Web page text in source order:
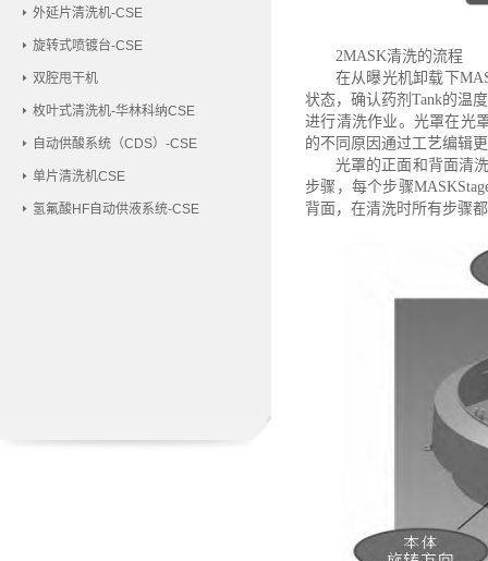
外延片清洗机-CSE
旋转式喷镀台-CSE
双腔甩干机
枚叶式清洗机-华林科纳CSE
自动供酸系统（CDS）-CSE
单片清洗机CSE
氢氟酸HF自动供液系统-CSE
2MASK清洗的流程
在从曝光机卸载下
状态，确认药剂Tank的温
进行清洗作业。光罩在光
的不同原因通过工艺编辑
光罩的正面和背面清
步骤，每个步骤
背面，在清洗时所有步骤